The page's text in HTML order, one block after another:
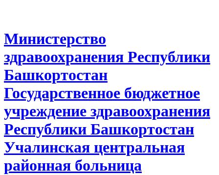
Министерство
здравоохранения Республики
Башкортостан
Государственное бюджетное
учреждение здравоохранения
Республики Башкортостан
Учалинская центральная
районная больница